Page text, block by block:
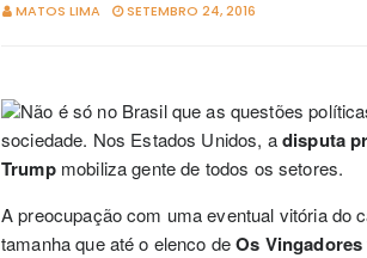
MATOS LIMA SETEMBRO 24, 2016
Não é só no Brasil que as questões
sociedade. Nos Estados Unidos, adisputa
Trump mobiliza gente de todos os setores.
A preocupação com uma eventual vitória do
tamanha que até o elenco deOs Vingadores